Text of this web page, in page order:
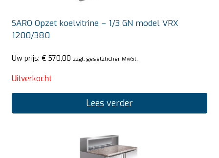
SARO Opzet koelvitrine – 1/3 GN model VRX
1200/380
Uw prijs: € 570,00 zzgl. gesetzlicher MwSt.
Uitverkocht
Lees verder